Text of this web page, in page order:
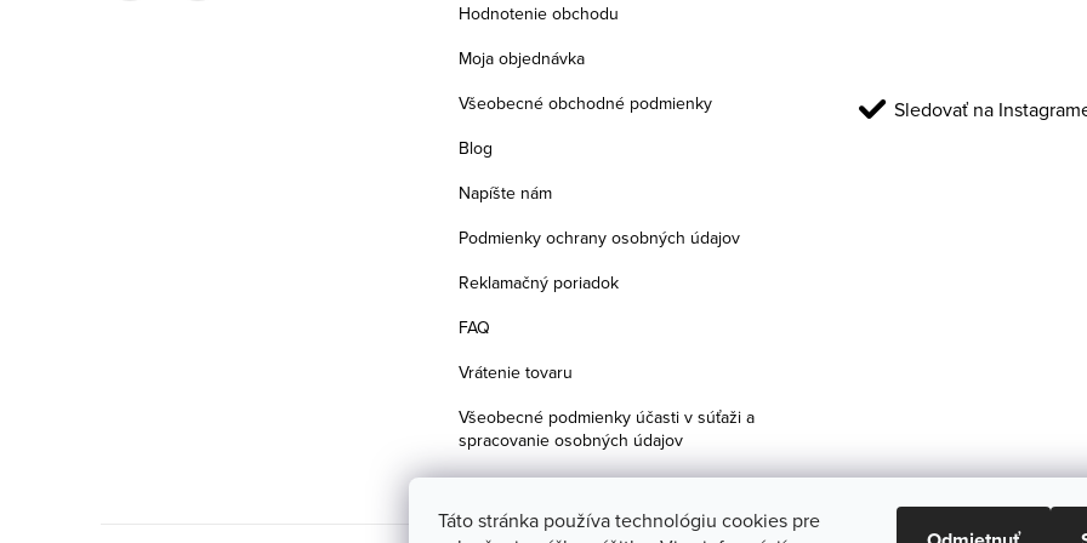
Táto stránka používa technológiu cookies pre
Hodnotenie obchodu
Moja objednávka
Všeobecné obchodné podmienky
Blog
Napíšte nám
Podmienky ochrany osobných údajov
Reklamačný poriadok
FAQ
Vrátenie tovaru
Všeobecné podmienky účasti v súťaži a
spracovanie osobných údajov
Sledovať na